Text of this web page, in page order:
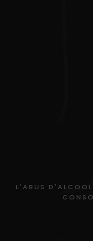
L'ABUS